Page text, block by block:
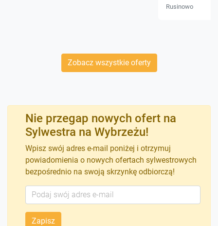
Rusinowo
Zobacz wszystkie oferty
Nie przegap nowych ofert na
Sylwestra na Wybrzeżu!
Wpisz swój adres e-mail poniżej i otrzymuj
powiadomienia o nowych ofertach sylwestrowych
bezpośrednio na swoją skrzynkę odbiorczą!
Zapisz